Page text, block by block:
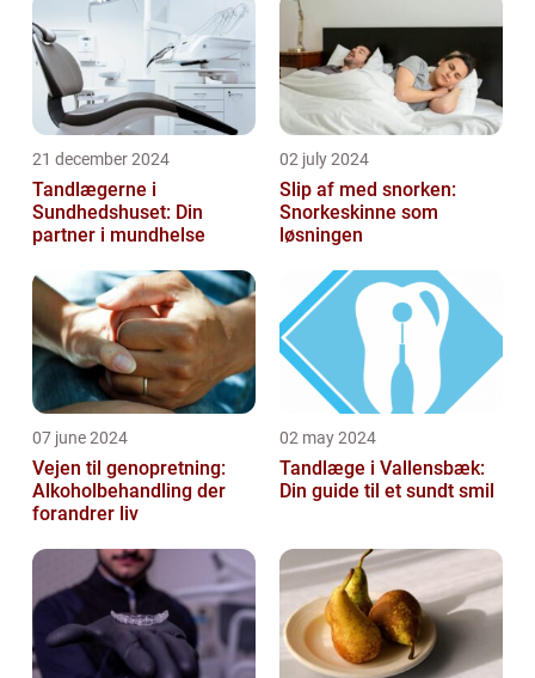
21 december 2024
Tandlægerne i
Sundhedshuset: Din
partner i mundhelse
02 july 2024
Slip af med snorken:
Snorkeskinne som
løsningen
07 june 2024
Vejen til genopretning:
Alkoholbehandling der
forandrer liv
02 may 2024
Tandlæge i Vallensbæk:
Din guide til et sundt smil